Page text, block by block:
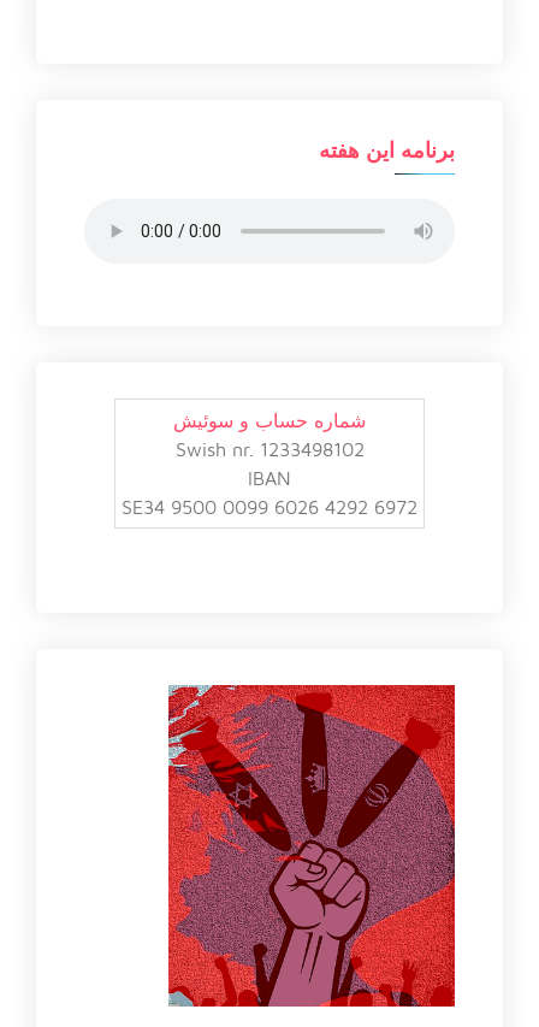
برنامه این هفته
شماره حساب و سوئیش
Swish nr. 1233498102
IBAN
SE34 9500 0099 6026 4292 6972